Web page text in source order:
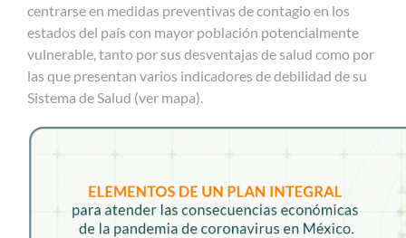
centrarse en medidas preventivas de contagio en los
estados del país con mayor población potencialmente
vulnerable, tanto por sus desventajas de salud como por
las que presentan varios indicadores de debilidad de su
Sistema de Salud (ver mapa).